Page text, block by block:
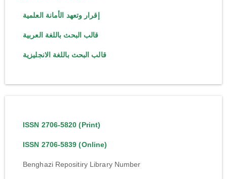
إقرار وتعهد الأمانة العلمية
قالب البحث باللغة العربية
قالب البحث باللغة الانجليزية
ISSN 2706-5820 (Print)
ISSN 2706-5839 (Online)
Benghazi Repositiry Library Number